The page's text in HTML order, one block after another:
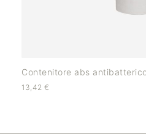
Contenitore abs
13,42 €